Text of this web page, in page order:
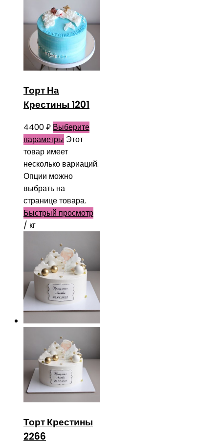
Торт На
Крестины 1201
4400₽ Выберите
параметры Этот
товар имеет
несколько вариаций.
Опции можно
выбрать на
странице товара.
Быстрый просмотр
/ кг
Торт Крестины
2266